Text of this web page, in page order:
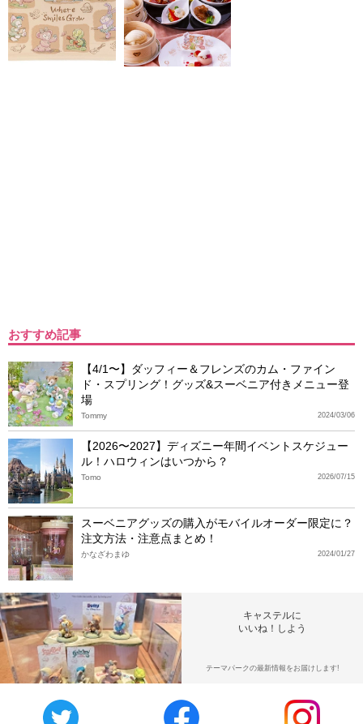
おすすめ記事
【4/1〜】ダッフィー＆フレンズのカム・ファイン
ド・スプリング！グッズ&スーベニア付きメニュー登
場
2024/03/06
Tommy
【2026〜2027】ディズニー年間イベントスケジュー
ル！ハロウィンはいつから？
2026/07/15
Tomo
スーベニアグッズの購入がモバイルオーダー限定に？
注文方法・注意点まとめ！
2024/01/27
かなざわまゆ
キャステルに
いいね！しよう
テーマパークの最新情報をお届けします!